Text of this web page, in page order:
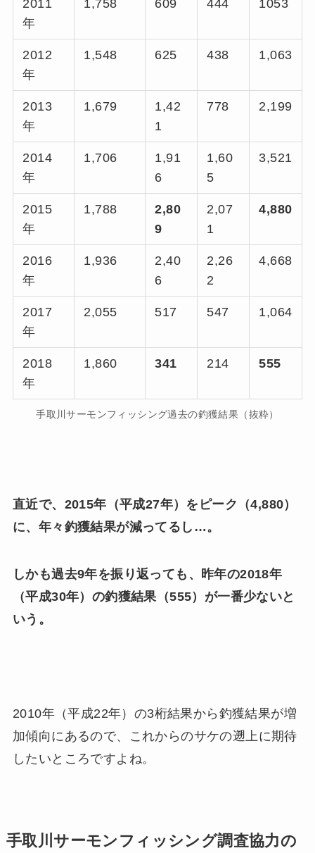
2011
年
1,758 609 444 1053
2012
年
1,548 625 438 1,063
2013
年
1,679
1,42
1
778 2,199
2014
年
1,706
1,91
6
1,60
5
3,521
2015
年
1,788
2,80
9
2,07
1
4,880
2016
年
1,936
2,40
6
2,26
2
4,668
2017
年
2,055 517 547 1,064
2018
年
1,860 341 214 555
手取川サーモンフィッシング過去の釣獲結果（抜粋）
直近で、2015年（平成27年）をピーク（4,880）
に、年々釣獲結果が減ってるし…。
しかも過去9年を振り返っても、昨年の2018年
（平成30年）の釣獲結果（555）が一番少ないと
いう。
2010年（平成22年）の3桁結果から釣獲結果が増
加傾向にあるので、これからのサケの遡上に期待
したいところですよね。
手取川サーモンフィッシング調査協力の